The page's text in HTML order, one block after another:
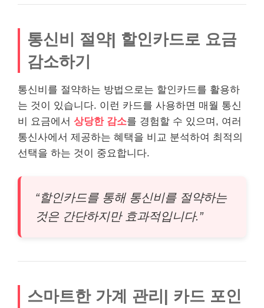
통신비 절약| 할인카드로 요금
감소하기
통신비를 절약하는 방법으로는 할인카드를 활용하
는 것이 있습니다. 이런 카드를 사용하면 매월 통신
비 요금에서 상당한 감소를 경험할 수 있으며, 여러
통신사에서 제공하는 혜택을 비교 분석하여 최적의
선택을 하는 것이 중요합니다.
“할인카드를 통해 통신비를 절약하는
것은 간단하지만 효과적입니다.”
스마트한 가계 관리| 카드 포인